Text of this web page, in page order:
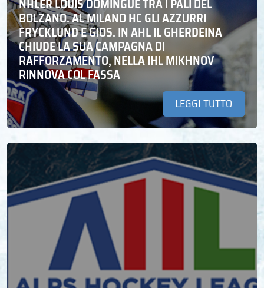
NHLER LOUIS DOMINGUE TRA I PALI DEL
BOLZANO. AL MILANO HC GLI AZZURRI
FRYCKLUND E GIOS. IN AHL IL GHERDEINA
CHIUDE LA SUA CAMPAGNA DI
RAFFORZAMENTO, NELLA IHL MIKHNOV
RINNOVA COL FASSA
LEGGI TUTTO